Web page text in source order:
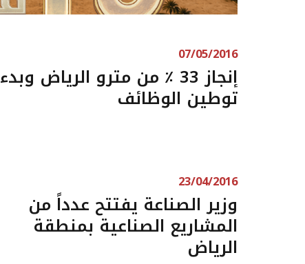
07/05/2016
إنجاز 33 ٪ من مترو الرياض وبدء
توطين الوظائف
23/04/2016
وزير الصناعة يفتتح عدداً من
المشاريع الصناعية بمنطقة
الرياض